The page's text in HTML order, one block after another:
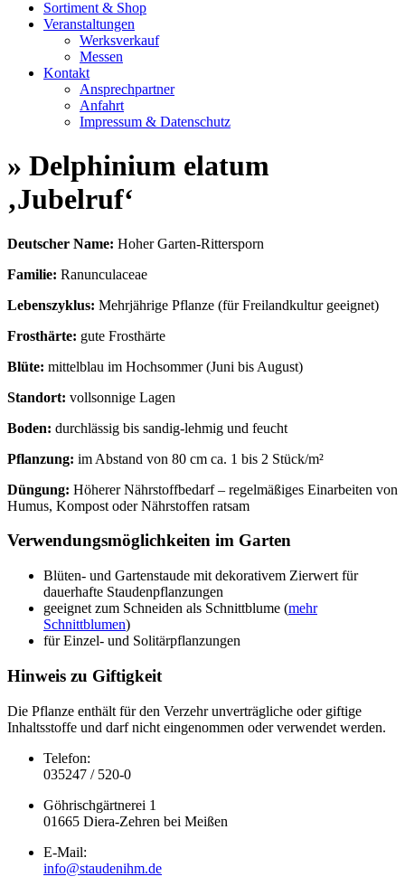
Sortiment & Shop
Veranstaltungen
Werksverkauf
Messen
Kontakt
Ansprechpartner
Anfahrt
Impressum & Datenschutz
» Delphinium elatum
‚Jubelruf‘
Deutscher Name: Hoher Garten-Rittersporn
Familie: Ranunculaceae
Lebenszyklus: Mehrjährige Pflanze (für Freilandkultur geeignet)
Frosthärte: gute Frosthärte
Blüte: mittelblau im Hochsommer (Juni bis August)
Standort: vollsonnige Lagen
Boden: durchlässig bis sandig-lehmig und feucht
Pflanzung: im Abstand von 80 cm ca. 1 bis 2 Stück/m²
Düngung: Höherer Nährstoffbedarf – regelmäßiges Einarbeiten von
Humus, Kompost oder Nährstoffen ratsam
Verwendungsmöglichkeiten im Garten
Blüten- und Gartenstaude mit dekorativem Zierwert für
dauerhafte Staudenpflanzungen
geeignet zum Schneiden als Schnittblume (mehr
Schnittblumen)
für Einzel- und Solitärpflanzungen
Hinweis zu Giftigkeit
Die Pflanze enthält für den Verzehr unverträgliche oder giftige
Inhaltsstoffe und darf nicht eingenommen oder verwendet werden.
Telefon:
035247 / 520-0
Göhrischgärtnerei 1
01665 Diera-Zehren bei Meißen
E-Mail:
info@staudenihm.de